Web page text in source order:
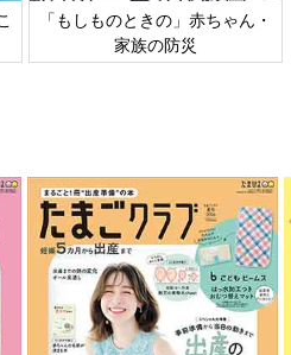
ときの」赤ちゃん・
日本外来小